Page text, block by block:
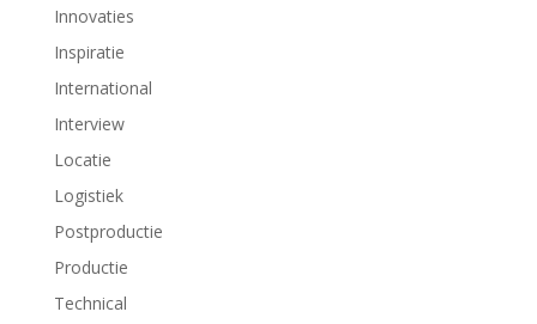
n
)
Innovaties
Inspiratie
International
Interview
Locatie
Logistiek
Postproductie
Productie
Technical